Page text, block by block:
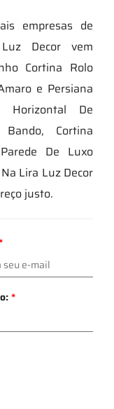
empresas de
Decor vem
Cortina Rolo
e Persiana
Horizontal De
Cortina
De Luxo
Lira Luz Decor
justo.
*